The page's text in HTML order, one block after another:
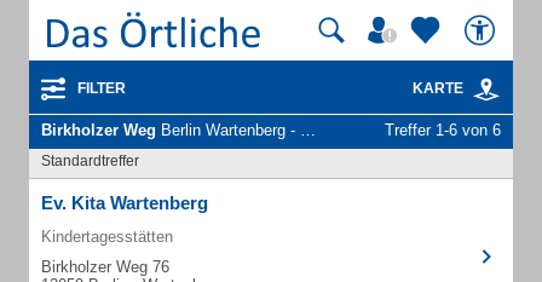
FILTER KARTE
Birkholzer Weg Berlin Wartenberg - Unternehmen und Personen Treffer 1-6 von 6
Standardtreffer
Ev. Kita Wartenberg
Kindertagesstätten
Birkholzer Weg 76